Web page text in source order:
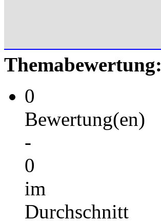
Themabewertung:
0
Bewertung(en)
-
0
im
Durchschnitt